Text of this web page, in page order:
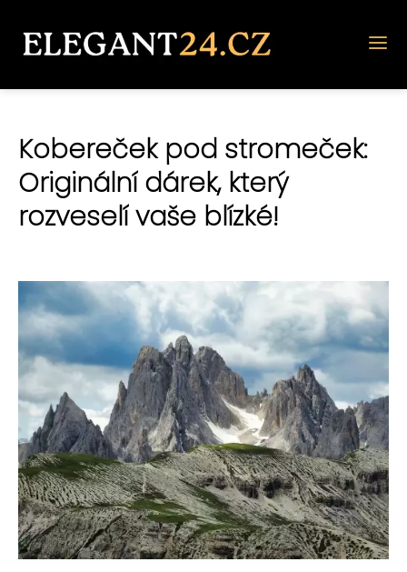
Kobereček pod stromeček:
Originální dárek, který
rozveselí vaše blízké!